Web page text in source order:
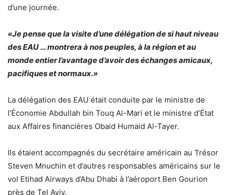
d’une journée.
«Je pense que la visite d’une délégation de si haut niveau
des EAU … montrera à nos peuples, à la région et au
monde entier l’avantage d’avoir des échanges amicaux,
pacifiques et normaux.»
La délégation des EAU était conduite par le ministre de
l’Économie Abdullah bin Touq Al-Mari et le ministre d’État
aux Affaires financières Obaid Humaid Al-Tayer.
Ils étaient accompagnés du secrétaire américain au Trésor
Steven Mnuchin et d’autres responsables américains sur le
vol Etihad Airways d’Abu Dhabi à l’aéroport Ben Gourion
près de Tel Aviv.